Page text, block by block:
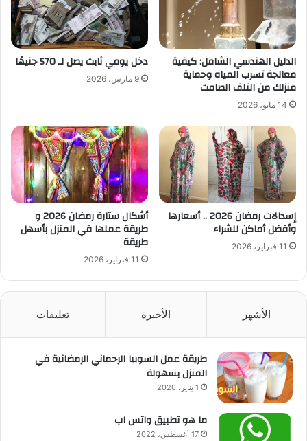
الدليل الهندسي الشامل: كيفية
معالجة تسرب المياه وحماية
منزلك من التلف الصامت
14 مايو، 2026
دخل يومي ثابت يصل لـ 570 جنيهًا
9 مارس، 2026
إسدالات رمضان 2026 .. أسعارها
وأفضل أماكن للشراء
11 فبراير، 2026
أشكال ستارة رمضان 2026 و
طريقة عملها في المنزل بأسهل
طريقة
11 فبراير، 2026
الأشهر الأخيرة تعليقات
طريقة عمل السوبيا الرحماني الرمضانية في
المنزل بسهولة
1 يناير، 2020
ما هو تطبيق واتس اب
17 أغسطس، 2022